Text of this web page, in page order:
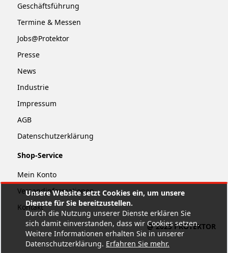
Unsere Website setzt Cookies ein, um unsere
Dienste für Sie bereitzustellen.
Durch die Nutzung unserer Dienste erklären Sie
sich damit einverstanden, dass wir Cookies setzen.
Weitere Informationen erhalten Sie in unserer
Datenschutzerklärung. Erfahren Sie mehr.
Geschäftsführung
Termine & Messen
Jobs@Protektor
Presse
News
Industrie
Impressum
AGB
Datenschutzerklärung
Shop-Service
Mein Konto
Versandinformationen
Kontakt
@ 2025 PROTEKTOR